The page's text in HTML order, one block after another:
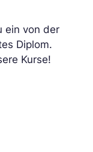
ein von der
Diplom.
Kurse!